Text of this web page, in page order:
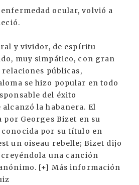
ocular, volvió a
y vividor, de espíritu
muy simpático, con gran
públicas,
se hizo popular en todo
del éxito
la habanera. El
Georges Bizet en su
conocida por su título en
un oiseau rebelle; Bizet dijo
una canción
[+] Más información